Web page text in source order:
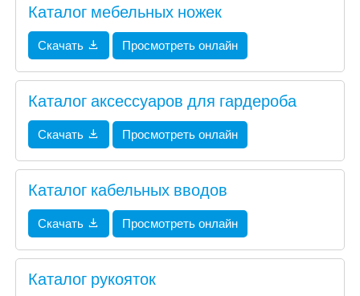
Каталог мебельных ножек
Скачать Просмотреть онлайн
Каталог аксессуаров для гардероба
Скачать Просмотреть онлайн
Каталог кабельных вводов
Скачать Просмотреть онлайн
Каталог рукояток